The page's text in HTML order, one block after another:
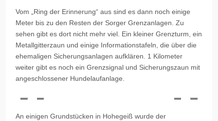
Vom „Ring der Erinnerung“ aus sind es dann noch einige
Meter bis zu den Resten der Sorger Grenzanlagen. Zu
sehen gibt es dort nicht mehr viel. Ein kleiner Grenzturm, ein
Metallgitterzaun und einige Informationstafeln, die über die
ehemaligen Sicherungsanlagen aufklären. 1 Kilometer
weiter gibt es noch ein Grenzsignal und Sicherungszaun mit
angeschlossener Hundelaufanlage.
An einigen Grundstücken in Hohegeiß wurde der